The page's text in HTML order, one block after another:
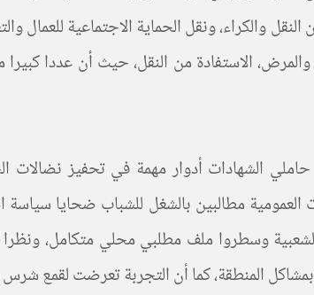
والكراء، ونقل الحماية الاجتماعية للعمال
الاستفادة من النقل، حيث أن عددا
الشهادات أدوار مهمة في تحفيز نضالات
بمشاكل المنطقة، كما أن التجربة تعرضت